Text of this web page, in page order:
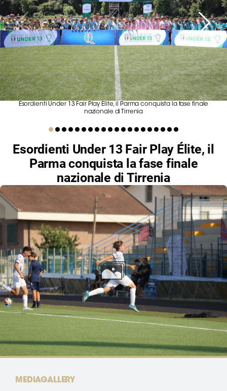
Serie
B
Femminile
Museo
del
Calcio
Shop
I
Assicurazione
Whistleblowing
Area
Media
Contatti
Esordienti Under 13 Fair Play Élite, il Parma conquista la fase finale
nazionale di Tirrenia
Esordienti Under 13 Fair Play Élite, il
Parma conquista la fase finale
nazionale di Tirrenia
MEDIAGALLERY